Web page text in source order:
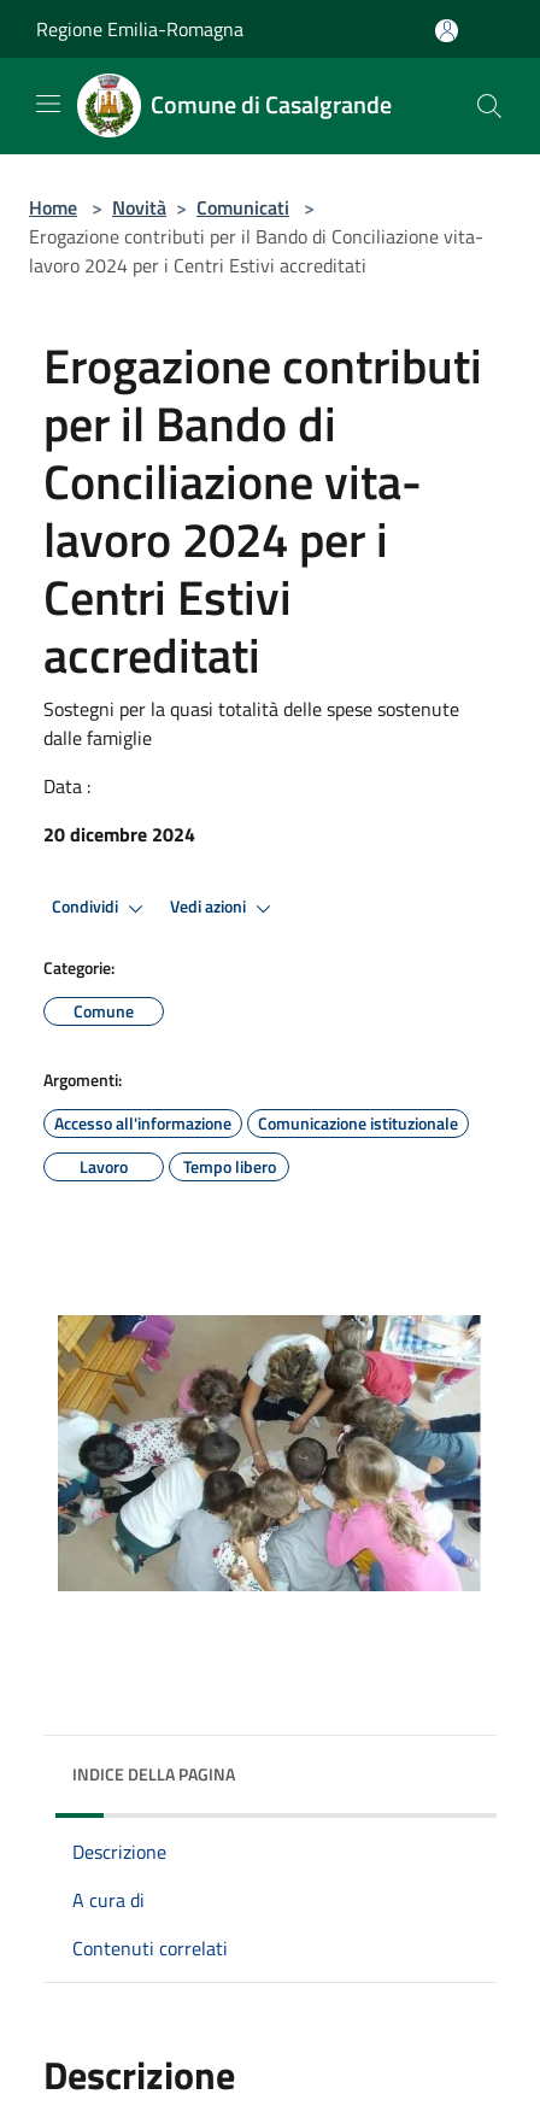
Regione Emilia-Romagna
Comune di Casalgrande
Home > Novità > Comunicati >
Erogazione contributi per il Bando di Conciliazione vita-
lavoro 2024 per i Centri Estivi accreditati
Erogazione contributi
per il Bando di
Conciliazione vita-
lavoro 2024 per i
Centri Estivi
accreditati
Sostegni per la quasi totalità delle spese sostenute
dalle famiglie
Data :
20 dicembre 2024
Condividi Vedi azioni
Categorie:
Comune
Argomenti:
Accesso all'informazione
Comunicazione istituzionale
Lavoro
Tempo libero
INDICE DELLA PAGINA
Descrizione
A cura di
Contenuti correlati
Descrizione